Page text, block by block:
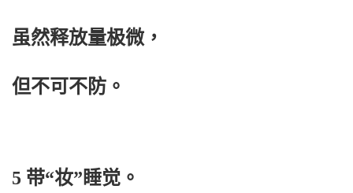
虽然释放量极微，
但不可不防。
5 带“妆”睡觉。